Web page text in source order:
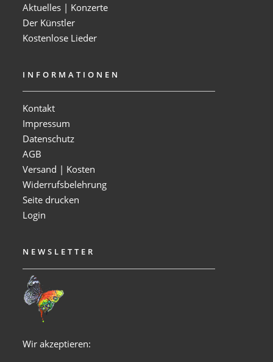
Aktuelles | Konzerte
Der Künstler
Kostenlose Lieder
INFORMATIONEN
Kontakt
Impressum
Datenschutz
AGB
Versand | Kosten
Widerrufsbelehrung
Seite drucken
Login
NEWSLETTER
Wir akzeptieren: